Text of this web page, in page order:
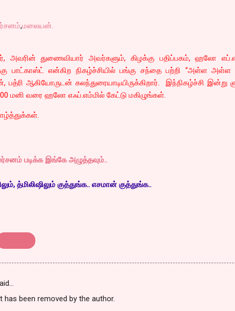
,மலையன்.
அவரின் துணைவியார் அவர்களும், கிழக்கு பதிப்பகம், ஹலோ
பாட்காஸ்ட் என்கிற நிகழ்ச்சியில் பங்கு சந்தை பற்றி “அள்ள
ஆகியோருடன் கலந்துரையாடியிருக்கிறார். இந்நிகழ்ச்சி இன்று
மனி வரை ஹலோ எஃப்.எம்மில் கேட்டு மகிழுங்கள்.
படிக்க இங்கே அழுத்தவும்..
த்மிலிஷிலும் குத்துங்க.. எசமான் குத்துங்க..
has been removed by the author.